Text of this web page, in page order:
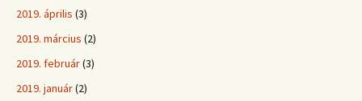
2019. április (3)
2019. március (2)
2019. február(3)
2019. január(2)